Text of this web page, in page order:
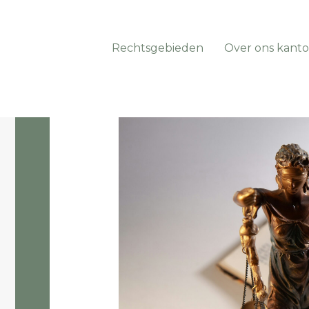
Rechtsgebieden Over ons